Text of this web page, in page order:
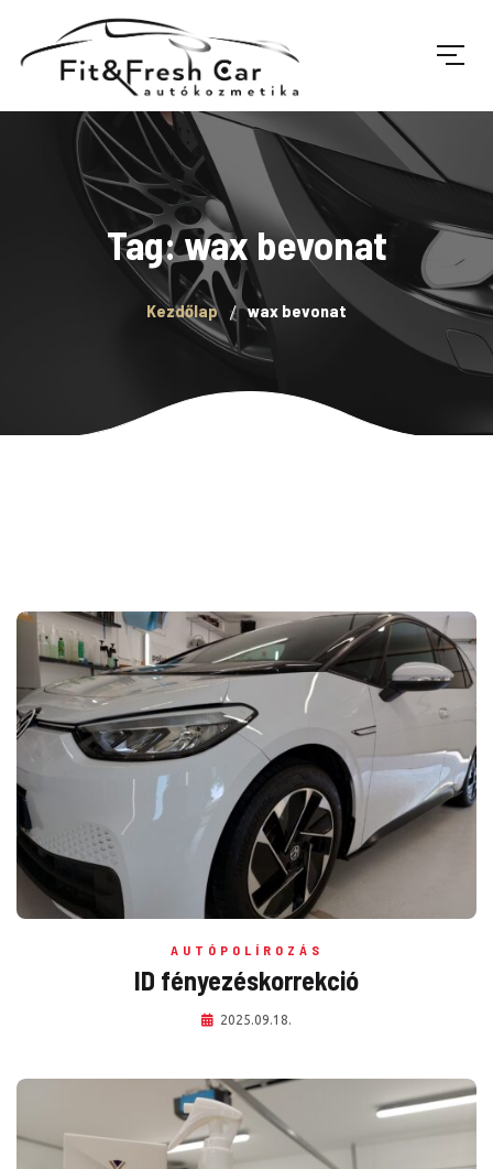
Tag: wax bevonat
Kezdőlap wax bevonat
AUTÓPOLÍROZÁS
ID fényezéskorrekció
2025.09.18.